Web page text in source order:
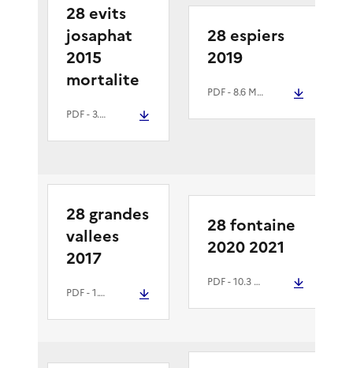
28 evits
josaphat
2015
mortalite
PDF- 3.3 Mio
28 espiers
2019
PDF- 8.6 Mio
28 grandes
vallees
2017
PDF- 1.6 Mio
28 fontaine
2020 2021
PDF- 10.3 Mio